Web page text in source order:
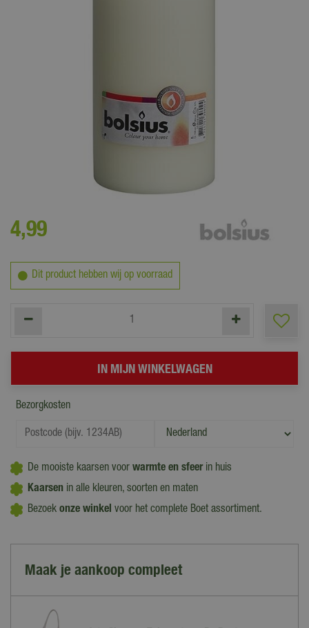
met de kaarsen van Bolsius!
4,99
Dit product hebben wij op voorraad
Bezorgkosten
De mooiste kaarsen voor warmte en sfeerin huis
Kaarsen in alle kleuren, soorten en maten
Bezoek onze winkel voor het complete Boet assortiment.
Maak je aankoop compleet